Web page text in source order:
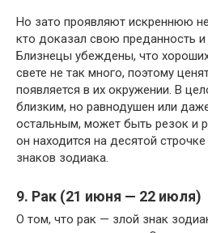
Но зато проявляют искреннюю
кто доказал свою преданность
Близнецы убеждены, что
свете не так много, поэтому
появляется в их окружении. В
близким, но равнодушен или
остальным, может быть резок и
он находится на десятой
знаков зодиака.
9. Рак (21 июня — 22 июля)
О том, что рак — злой знак